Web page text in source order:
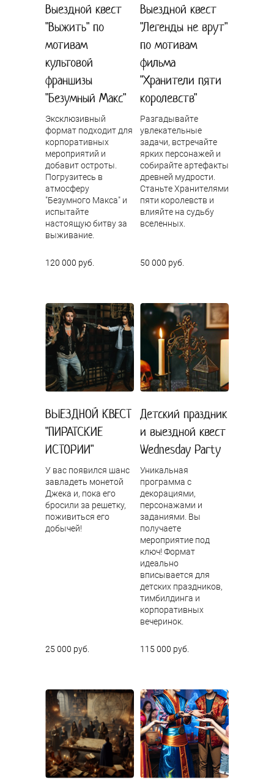
Выездной квест
"Выжить" по
мотивам
культовой
франшизы
"Безумный Макс"
Эксклюзивный
формат подходит для
корпоративных
мероприятий и
добавит остроты.
Погрузитесь в
атмосферу
"Безумного Макса" и
испытайте
настоящую битву за
выживание.
120 000 руб.
Выездной квест
"Легенды не врут"
по мотивам
фильма
"Хранители пяти
королевств"
Разгадывайте
увлекательные
задачи, встречайте
ярких персонажей и
собирайте артефакты
древней мудрости.
Станьте Хранителями
пяти королевств и
влияйте на судьбу
вселенных.
50 000 руб.
ВЫЕЗДНОЙ КВЕСТ
"ПИРАТСКИЕ
ИСТОРИИ"
У вас появился шанс
завладеть монетой
Джека и, пока его
бросили за решетку,
поживиться его
добычей!
25 000 руб.
Детский праздник
и выездной квест
Wednesday Party
Уникальная
программа с
декорациями,
персонажами и
заданиями. Вы
получаете
мероприятие под
ключ! Формат
идеально
вписывается для
детских праздников,
тимбилдинга и
корпоративных
вечеринок.
115 000 руб.